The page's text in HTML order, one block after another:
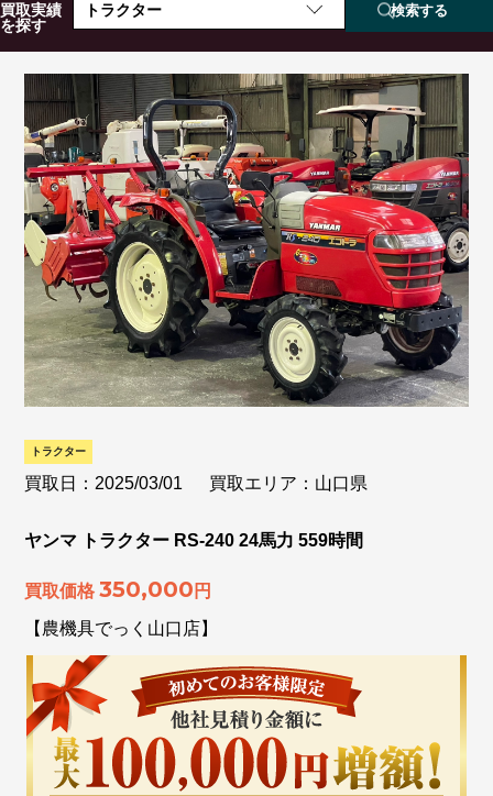
買取実績
を探す
トラクター
トラクター
買取日：2025/03/01 買取エリア：山口県
ヤンマ トラクター RS-240 24馬力 559時間
買取価格350,000 円
【農機具でっく山口店】